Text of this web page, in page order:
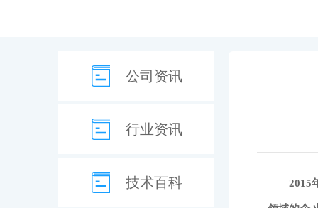
公司资讯
行业资讯
技术百科 2015